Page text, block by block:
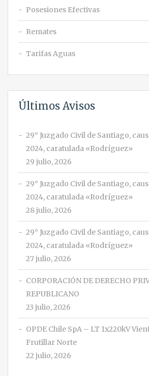
Posesiones Efectivas
Remates
Tarifas Aguas
Últimos Avisos
29° Juzgado Civil de Santiago,
2024, caratulada «Rodríguez»
29 julio, 2026
29° Juzgado Civil de Santiago,
2024, caratulada «Rodríguez»
28 julio, 2026
29° Juzgado Civil de Santiago,
2024, caratulada «Rodríguez»
27 julio, 2026
CORPORACIÓN DE DERECHO
REPUBLICANO
23 julio, 2026
OPDE Chile SpA – LT 1x220kV
Frutillar Norte
22 julio, 2026